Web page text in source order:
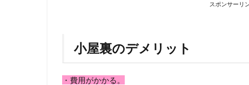
スポンサーリ
小屋裏のデメリット
・費用がかかる。